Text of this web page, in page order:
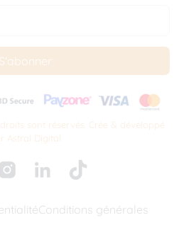
S'abonner
sont réservés. Crée & développé
Astral Digital
Conditions générales